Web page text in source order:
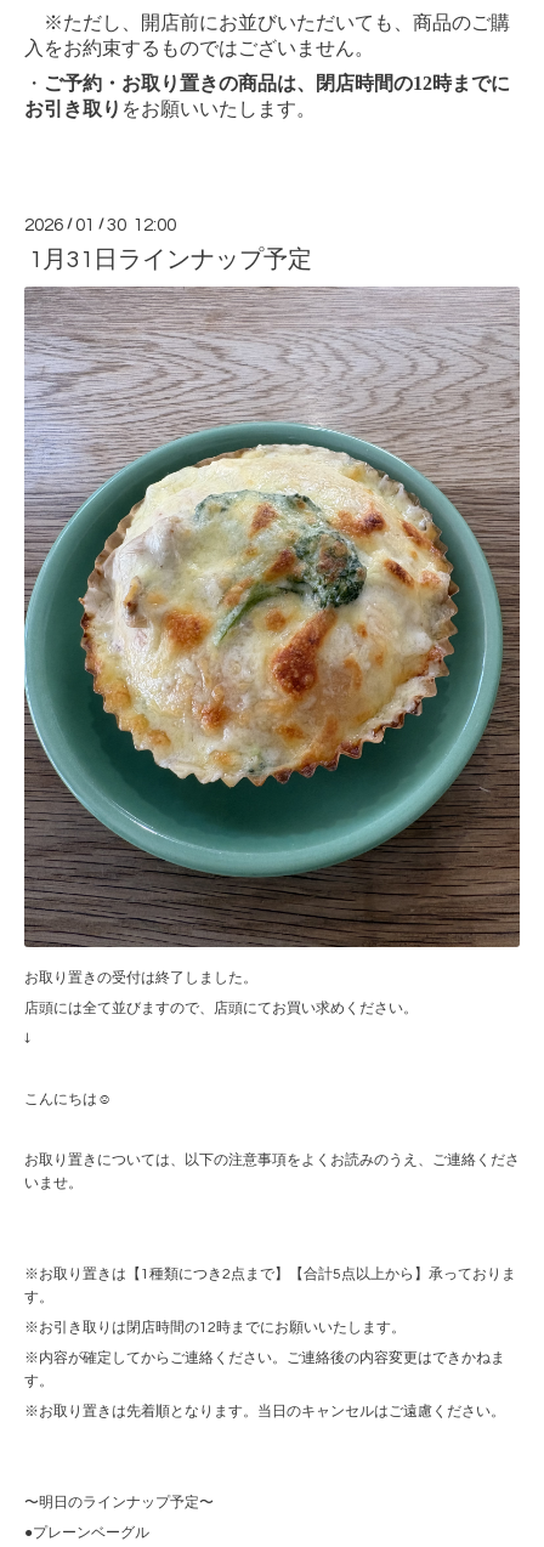
※ただし、開店前にお並びいただいても、商品のご購
入をお約束するものではございません。
・ ご予約・お取り置きの商品は、閉店時間の12時までに
お引き取り をお願いいたします。
2026 /01 /30 12:00
1月31日ラインナップ予定
お取り置きの受付は終了しました。
店頭には全て並びますので、店頭にてお買い求めください。
↓
こんにちは☺︎
お取り置きについては、以下の注意事項をよくお読みのうえ、ご連絡くださ
いませ。
※お取り置きは【1種類につき2点まで】【合計5点以上から】承っておりま
す。
※お引き取りは閉店時間の12時までにお願いいたします。
※内容が確定してからご連絡ください。ご連絡後の内容変更はできかねま
す。
※お取り置きは先着順となります。当日のキャンセルはご遠慮ください。
〜明日のラインナップ予定〜
●プレーンベーグル